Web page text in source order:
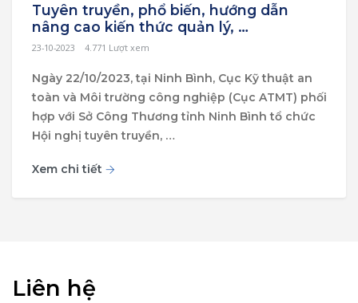
Tuyên truyền, phổ biến, hướng dẫn
nâng cao kiến thức quản lý, …
23-10-2023 4.771 Lượt xem
Ngày 22/10/2023, tại Ninh Bình, Cục Kỹ thuật an
toàn và Môi trường công nghiệp (Cục ATMT) phối
hợp với Sở Công Thương tỉnh Ninh Bình tổ chức
Hội nghị tuyên truyền, …
Xem chi tiết
Liên hệ